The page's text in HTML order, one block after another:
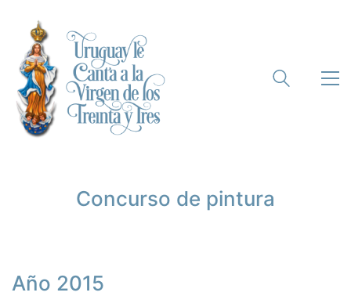
Concurso de pintura
Año 2015